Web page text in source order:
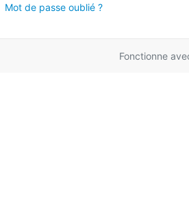
Mot de passe oublié ?
Fonctionne